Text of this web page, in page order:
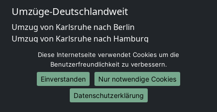
Umzüge-Deutschlandweit
Umzug von Karlsruhe nach Berlin
Umzug von Karlsruhe nach Hamburg
Umzug von Karlsruhe nach München
Umzug von Karlsruhe nach Köln
Umzug von Karlsruhe nach Frankfurt am Main
Umzug von Karlsruhe nach Stuttgart
Umzug von Karlsruhe nach Düsseldorf
Diese Internetseite verwendet Cookies um die
Benutzerfreundlichkeit zu verbessern.
Einverstanden
Nur notwendige Cookies
Datenschutzerklärung